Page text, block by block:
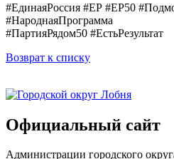
#ЕдинаяРоссия #ЕР #ЕР50
#НароднаяПрограмма
#ПартияРядом50 #ЕстьРезультат
Возврат к списку
Официальный сайт
Администрации городского